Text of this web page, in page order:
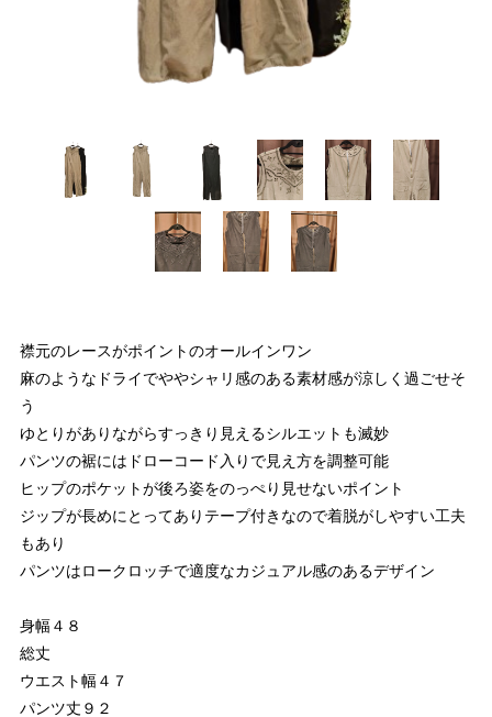
襟元のレースがポイントのオールインワン
麻のようなドライでややシャリ感のある素材感が涼しく過ごせそ
う
ゆとりがありながらすっきり見えるシルエットも滅妙
パンツの裾にはドローコード入りで見え方を調整可能
ヒップのポケットが後ろ姿をのっぺり見せないポイント
ジップが長めにとってありテープ付きなので着脱がしやすい工夫
もあり
パンツはロークロッチで適度なカジュアル感のあるデザイン
身幅４８
総丈
ウエスト幅４７
パンツ丈９２